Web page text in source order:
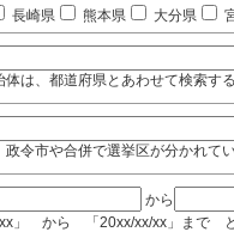
長崎県 熊本県 大分県
は、都道府県とあわせて検索す
令市や合併で選挙区が分かれて
から
」 から 「20xx/xx/xx」まで と